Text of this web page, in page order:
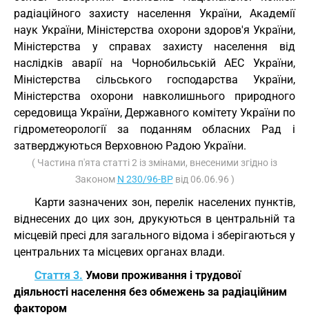
радіаційного захисту населення України, Академії
наук України, Міністерства охорони здоров'я України,
Міністерства у справах захисту населення від
наслідків аварії на Чорнобильській АЕС України,
Міністерства сільського господарства України,
Міністерства охорони навколишнього природного
середовища України, Державного комітету України по
гідрометеорології за поданням обласних Рад і
затверджуються Верховною Радою України.
( Частина п'ята статті 2 із змінами, внесеними згідно із
Законом N 230/96-ВРвід 06.06.96 )
Карти зазначених зон, перелік населених пунктів,
віднесених до цих зон, друкуються в центральній та
місцевій пресі для загального відома і зберігаються у
центральних та місцевих органах влади.
Стаття 3. Умови проживання і трудової
діяльності населення без обмежень за радіаційним
фактором